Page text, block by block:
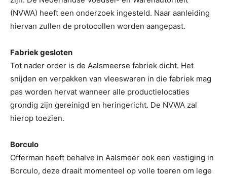
(NVWA) heeft een onderzoek ingesteld. Naar aanleiding
hiervan zullen de protocollen worden aangepast.
Fabriek gesloten
Tot nader order is de Aalsmeerse fabriek dicht. Het
snijden en verpakken van vleeswaren in die fabriek mag
pas worden hervat wanneer alle productielocaties
grondig zijn gereinigd en heringericht. De NVWA zal
hierop toezien.
Borculo
Offerman heeft behalve in Aalsmeer ook een vestiging in
Borculo, deze draait momenteel op volle toeren om lege